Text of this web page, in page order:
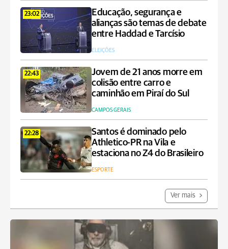
23:02
Educação, segurança e
alianças são temas de debate
entre Haddad e Tarcísio
ELEIÇÕES
22:43
Jovem de 21 anos morre em
colisão entre carro e
caminhão em Piraí do Sul
CAMPOS GERAIS
22:28
Santos é dominado pelo
Athletico-PR na Vila e
estaciona no Z4 do Brasileiro
ESPORTE
Ver mais